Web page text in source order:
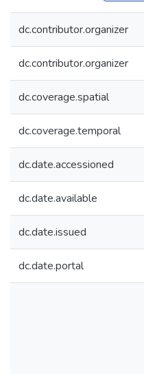
dc.contributor.organizer
dc.contributor.organizer
dc.coverage.spatial
dc.coverage.temporal
dc.date.accessioned
dc.date.available
dc.date.issued
dc.date.portal